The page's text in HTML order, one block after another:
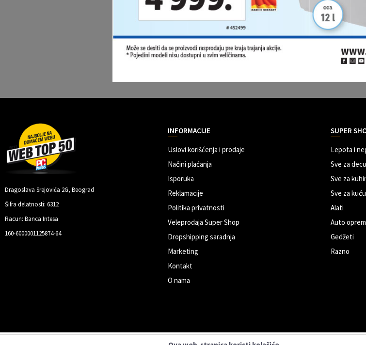
Dragoslava Srejovića 2G, Beograd
Šifra delatnosti: 6312
Racun: Banca Intesa
160-6000001125874-64
INFORMACIJE
Uslovi korišćenja i prodaje
Načini plaćanja
Isporuka
Reklamacije
Politika privatnosti
Veleprodaja Super Shop
Dropshipping saradnja
Marketing
Kontakt
O nama
SUPER
Lepota i
Sve za decu
Sve za
Sve za kuću
Alati
Auto
Gedžeti
Razno